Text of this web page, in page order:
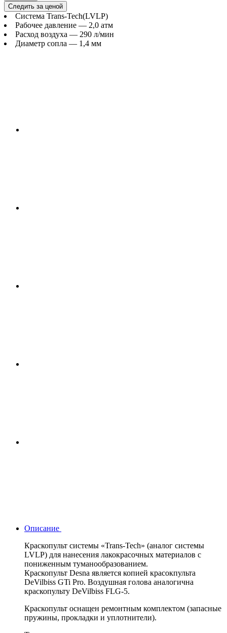
Следить за ценой
Система Trans-Tech(LVLP)
Рабочее давление — 2,0 атм
Расход воздуха — 290 л/мин
Диаметр сопла — 1,4 мм
Описание
Краскопульт системы «Trans-Tech» (аналог системы
LVLP) для нанесения лакокрасочных материалов с
пониженным туманообразованием.
Краскопульт Desna является копией красокпульта
DeVilbiss GTi Pro. Воздушная голова аналогична
краскопульту DeVilbiss FLG-5.
Краскопульт оснащен ремонтным комплектом (запасные
пружины, прокладки и уплотнители).